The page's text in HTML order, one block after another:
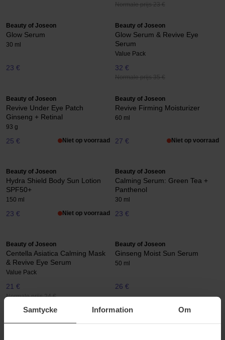
Samtycke Information Om
Normale prijs 23 €
Beauty of Joseon
Glow Serum
30 ml
23 €
Beauty of Joseon
Glow Serum & Revive Eye
Serum
Value Pack
32 €
Normale prijs 35 €
Beauty of Joseon
Revive Under Eye Patch
Ginseng + Retinal
93 g
25 € Niet op voorraad
Beauty of Joseon
Revive Firming Moisturizer
60 ml
27 € Niet op voorraad
Beauty of Joseon
Hydra Shield Body Sun Lotion
SPF50+
150 ml
23 € Niet op voorraad
Beauty of Joseon
Calming Serum: Green Tea +
Panthenol
30 ml
23 €
Beauty of Joseon
Centella Asiatica Calming Mask
& Revive Eye Serum
Value Pack
21 €
Normale prijs 24 €
Beauty of Joseon
Ginseng Moist Sun Serum
50 ml
26 €
Revive Eye Serum Duo
Red Bean Refreshing Pore